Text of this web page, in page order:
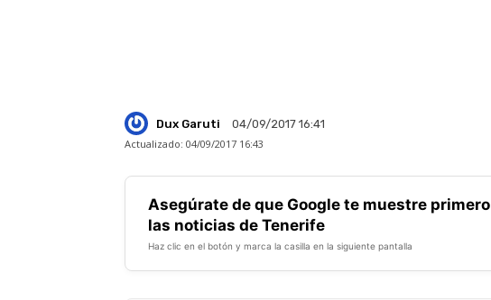
Dux Garuti
04/09/2017 16:41
Actualizado: 04/09/2017 16:43
Asegúrate de que Google te muestre primero
las noticias de Tenerife
Haz clic en el botón y marca la casilla en la siguiente pantalla